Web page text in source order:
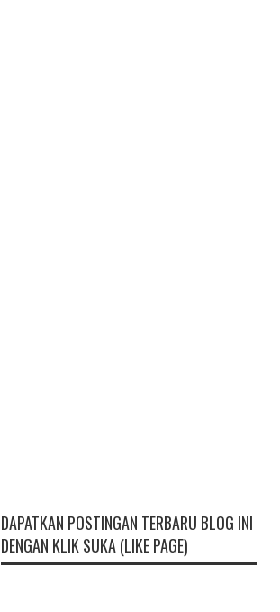
DAPATKAN POSTINGAN TERBARU BLOG INI
DENGAN KLIK SUKA (LIKE PAGE)